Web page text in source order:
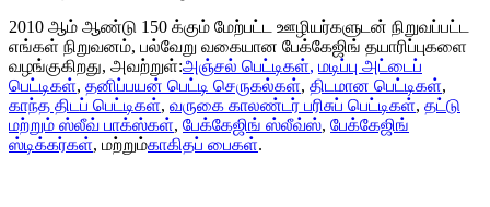
2010 ஆம் ஆண்டு 150 க்கும் மேற்பட்ட ஊழியர்களுடன் நிறுவப்பட்ட
எங்கள் நிறுவனம், பல்வேறு வகையான பேக்கேஜிங் தயாரிப்புகளை
வழங்குகிறது, அவற்றுள்:அஞ்சல் பெட்டிகள், மடிப்பு அட்டைப்
பெட்டிகள், தனிப்பயன் பெட்டி செருகல்கள், திடமான பெட்டிகள்,
காந்த திடப் பெட்டிகள், வருகை காலண்டர் பரிசுப் பெட்டிகள், தட்டு
மற்றும் ஸ்லீவ் பாக்ஸ்கள், பேக்கேஜிங் ஸ்லீவ்ஸ், பேக்கேஜிங்
ஸ்டிக்கர்கள், மற்றும்காகிதப் பைகள்.